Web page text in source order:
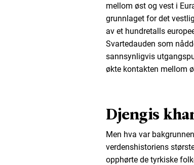
mellom øst og vest i
grunnlaget for det
av et hundretalls
Svartedauden som
sannsynligvis
økte kontakten mellom
Djengis
Men hva var
verdenshistoriens
opphørte de tyrkiske